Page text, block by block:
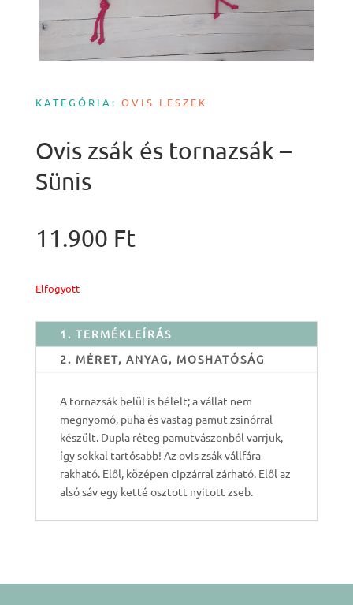
KATEGÓRIA: OVIS LESZEK
Ovis zsák és tornazsák –
Sünis
11.900 Ft
Elfogyott
1. TERMÉKLEÍRÁS
2. MÉRET, ANYAG, MOSHATÓSÁG
A tornazsák belül is bélelt; a vállat nem
megnyomó, puha és vastag pamut zsinórral
készült. Dupla réteg pamutvászonból varrjuk,
így sokkal tartósabb! Az ovis zsák vállfára
rakható. Elől, középen cipzárral zárható. Elől az
alsó sáv egy ketté osztott nyitott zseb.